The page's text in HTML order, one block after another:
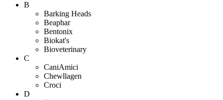
B
Barking Heads
Beaphar
Bentonix
Biokat's
Bioveterinary
C
CaniAmici
Chewllagen
Croci
D